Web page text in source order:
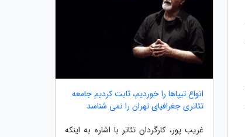
انواع تیپاها را خوردیم، ثابت کردیم جامعه
تئاتری جغرافیای تهران را نمی شناسد
غریب پور، کارگردان تئاتر با اشاره به اینکه